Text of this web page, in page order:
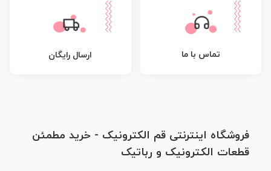
تماس با ما ارسال رایگان
فروشگاه اینترنتی قم الکترونیک - خرید مطمئن
قطعات الکترونیک و رباتیک